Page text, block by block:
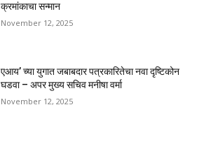
क्रमांकाचा सन्मान
November 12, 2025
एआय’ च्या युगात जबाबदार पत्रकारितेचा नवा दृष्टिकोन
घडवा – अपर मुख्य सचिव मनीषा वर्मा
November 12, 2025